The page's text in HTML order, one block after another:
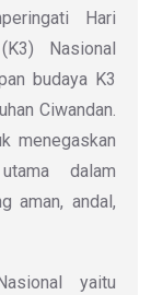
Hari
Nasional
budaya K3
Ciwandan.
menegaskan
dalam
aman, andal,
yaitu